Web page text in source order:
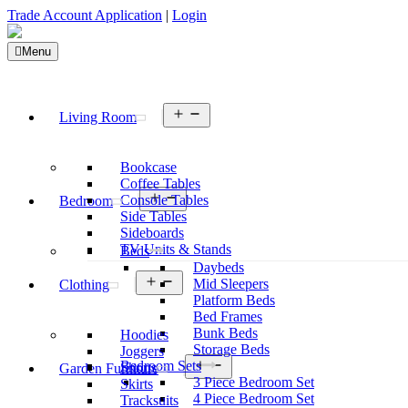
Trade Account Application | Login
Menu
Living Room
menu
Bookcase
Coffee Tables
Console Tables
Side Tables
Sideboards
TV Units & Stands
Bedroom
Open
menu
Beds
Daybeds
Mid Sleepers
Platform Beds
Bed Frames
Bunk Beds
Storage Beds
Bedroom Sets
3 Piece Bedroom Set
4 Piece Bedroom Set
Clothing
Open
menu
Hoodies
Joggers
Shorts
Skirts
Tracksuits
Garden Furniture
menu